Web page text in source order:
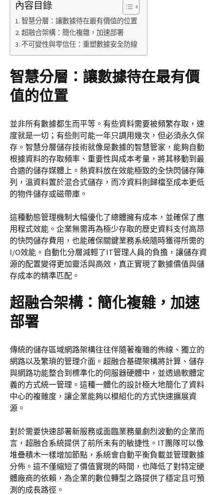
內容目錄
智慧分層：讓數據待在最有價值的位置
超融合架構：簡化複雜，加速部署
不可變性與零信任：重塑數據安全防線
智慧分層：讓數據待在最有價
值的位置
並非所有數據都生而平等。有些資料需要被頻繁存取，速
度就是一切；有些則可能一年只調用幾次，但必須永久保
存。智慧分層儲存技術就像是數據的智慧管家，能夠自動
根據資料的存取頻率、重要性與成本考量，將其移動到最
合適的儲存媒體上。熱資料放在效能極致的全快閃儲存陣
列，溫資料置於混合式儲存，而冷資料則歸檔至成本更低
的物件儲存或磁帶庫。
這種動態管理機制大幅優化了總體擁有成本，並確保了應
用程式效能。企業無需再為極少存取的歷史資料支付高昂
的快閃儲存費用，也能確保關鍵業務系統隨時獲得所需的
I/O效能。自動化分層減輕了IT管理人員的負擔，讓儲存資
源的配置變得更加靈活與高效，真正實現了數據價值與儲
存成本的精準匹配。
超融合架構：簡化複雜，加速
部署
傳統的儲存區域網路架構往往伴隨著複雜的佈線、獨立的
網路以及繁瑣的管理介面。超融合基礎架構將計算、儲存
與網路功能整合到標準化的伺服器硬體中，並透過軟體定
義的方式統一管理。這種一體化的設計極大地簡化了資料
中心的複雜度，讓企業能夠以模組化的方式快速擴展資
源。
對於需要快速部署新服務或面臨業務量劇烈波動的企業而
言，超融合系統提供了前所未有的敏捷性。IT團隊可以像
堆疊積木一樣增加節點，系統會自動平衡負載並管理數據
分佈。這不僅縮短了價值實現的時間，也降低了對特定硬
體廠商的依賴，為企業的數位轉型之路提供了穩定且可預
測的成長路徑。